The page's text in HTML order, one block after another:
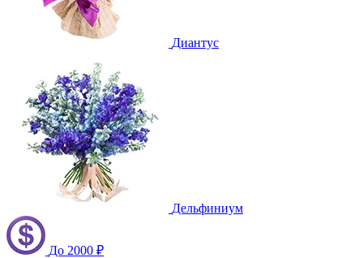
Диантус
Дельфиниум
До 2000 ₽